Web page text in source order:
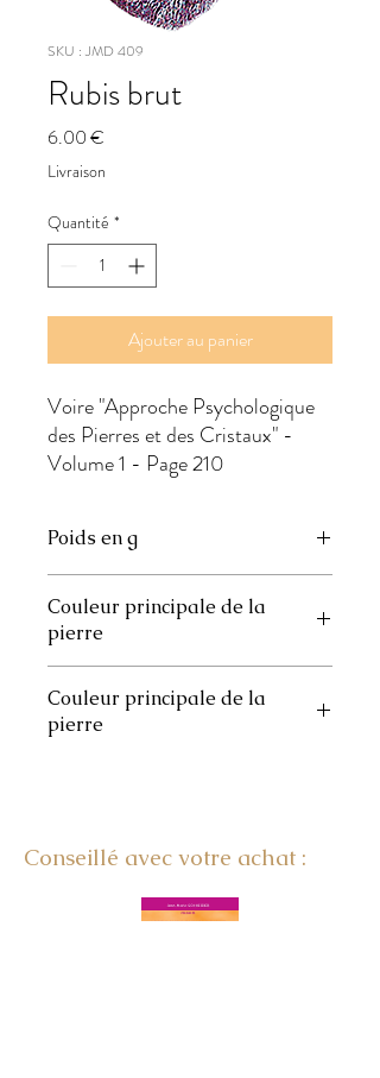
SKU : JMD 409
Rubis brut
6.00 €
Livraison
Quantité *
Ajouter au panier
Voire "Approche Psychologique
des Pierres et des Cristaux" -
Volume 1 - Page 210
Poids en g
Couleur principale de la
pierre
Couleur principale de la
pierre
Conseillé avec votre achat :